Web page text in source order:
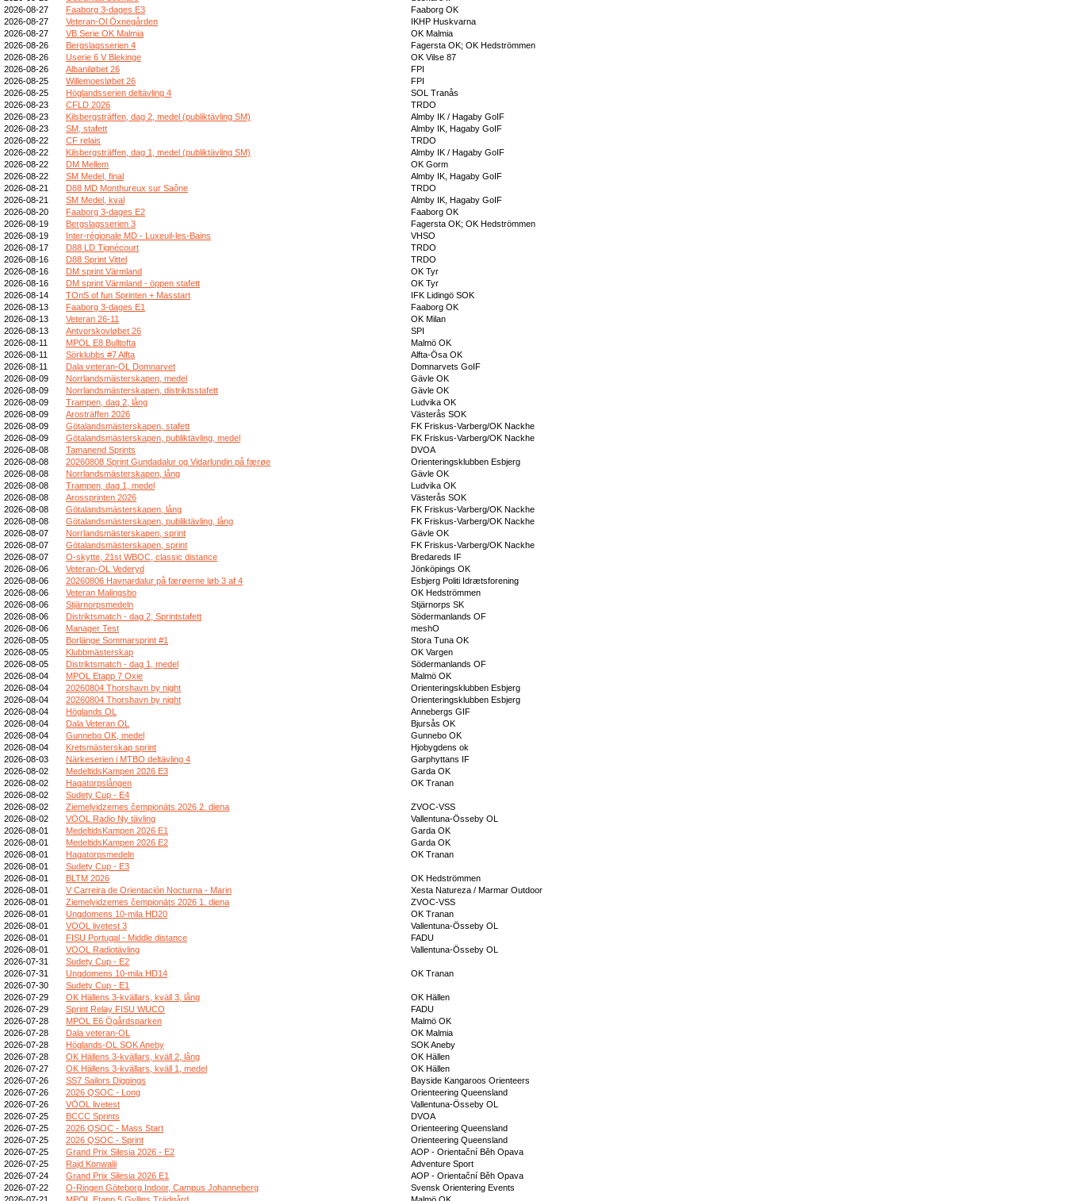
2026-08-27
Faaborg 3-dages E3
Faaborg OK
2026-08-27
Veteran-Ol Öxnegården
IKHP Huskvarna
2026-08-27
VB Serie OK Malmia
OK Malmia
2026-08-26
Bergslagsserien 4
Fagersta OK; OK Hedströmmen
2026-08-26
Userie 6 V Blekinge
OK Vilse 87
2026-08-26
Albaniløbet 26
FPI
2026-08-25
Willemoesløbet 26
FPI
2026-08-25
Höglandsserien deltävling 4
SOL Tranås
2026-08-23
CFLD 2026
TRDO
2026-08-23
Kilsbergsträffen, dag 2, medel (publiktävling SM)
Almby IK / Hagaby GoIF
2026-08-23
SM, stafett
Almby IK, Hagaby GoIF
2026-08-22
CF relais
TRDO
2026-08-22
Kilsbergsträffen, dag 1, medel (publiktävling SM)
Almby IK / Hagaby GoIF
2026-08-22
DM Mellem
OK Gorm
2026-08-22
SM Medel, final
Almby IK, Hagaby GoIF
2026-08-21
D88 MD Monthureux sur Saône
TRDO
2026-08-21
SM Medel, kval
Almby IK, Hagaby GoIF
2026-08-20
Faaborg 3-dages E2
Faaborg OK
2026-08-19
Bergslagsserien 3
Fagersta OK; OK Hedströmmen
2026-08-19
Inter-régionale MD - Luxeuil-les-Bains
VHSO
2026-08-17
D88 LD Tignécourt
TRDO
2026-08-16
D88 Sprint Vittel
TRDO
2026-08-16
DM sprint Värmland
OK Tyr
2026-08-16
DM sprint Värmland - öppen stafett
OK Tyr
2026-08-14
TOnS of fun Sprinten + Masstart
IFK Lidingö SOK
2026-08-13
Faaborg 3-dages E1
Faaborg OK
2026-08-13
Veteran 26-11
OK Milan
2026-08-13
Antvorskovløbet 26
SPI
2026-08-11
MPOL E8 Bulltofta
Malmö OK
2026-08-11
Sörklubbs #7 Alfta
Alfta-Ösa OK
2026-08-11
Dala veteran-OL Domnarvet
Domnarvets GoIF
2026-08-09
Norrlandsmästerskapen, medel
Gävle OK
2026-08-09
Norrlandsmästerskapen, distriktsstafett
Gävle OK
2026-08-09
Trampen, dag 2, lång
Ludvika OK
2026-08-09
Arosträffen 2026
Västerås SOK
2026-08-09
Götalandsmästerskapen, stafett
FK Friskus-Varberg/OK Nackhe
2026-08-09
Götalandsmästerskapen, publiktävling, medel
FK Friskus-Varberg/OK Nackhe
2026-08-08
Tamanend Sprints
DVOA
2026-08-08
20260808 Sprint Gundadalur og Vidarlundin på færøe
Orienteringsklubben Esbjerg
2026-08-08
Norrlandsmästerskapen, lång
Gävle OK
2026-08-08
Trampen, dag 1, medel
Ludvika OK
2026-08-08
Arossprinten 2026
Västerås SOK
2026-08-08
Götalandsmästerskapen, lång
FK Friskus-Varberg/OK Nackhe
2026-08-08
Götalandsmästerskapen, publiktävling, lång
FK Friskus-Varberg/OK Nackhe
2026-08-07
Norrlandsmästerskapen, sprint
Gävle OK
2026-08-07
Götalandsmästerskapen, sprint
FK Friskus-Varberg/OK Nackhe
2026-08-07
O-skytte, 21st WBOC, classic distance
Bredareds IF
2026-08-06
Veteran-OL Vederyd
Jönköpings OK
2026-08-06
20260806 Havnardalur på færøerne løb 3 af 4
Esbjerg Politi Idrætsforening
2026-08-06
Veteran Malingsbo
OK Hedströmmen
2026-08-06
Stjärnorpsmedeln
Stjärnorps SK
2026-08-06
Distriktsmatch - dag 2, Sprintstafett
Södermanlands OF
2026-08-06
Manager Test
meshO
2026-08-05
Borlänge Sommarsprint #1
Stora Tuna OK
2026-08-05
Klubbmästerskap
OK Vargen
2026-08-05
Distriktsmatch - dag 1, medel
Södermanlands OF
2026-08-04
MPOL Etapp 7 Oxie
Malmö OK
2026-08-04
20260804 Thorshavn by night
Orienteringsklubben Esbjerg
2026-08-04
20260804 Thorshavn by night
Orienteringsklubben Esbjerg
2026-08-04
Höglands OL
Annebergs GIF
2026-08-04
Dala Veteran OL
Bjursås OK
2026-08-04
Gunnebo OK, medel
Gunnebo OK
2026-08-04
Kretsmästerskap sprint
Hjobygdens ok
2026-08-03
Närkeserien i MTBO deltävling 4
Garphyttans IF
2026-08-02
MedeltidsKampen 2026 E3
Garda OK
2026-08-02
Hagatorpslången
OK Tranan
2026-08-02
Sudety Cup - E4
2026-08-02
Ziemeļvidzemes čempionāts 2026 2. diena
ZVOC-VSS
2026-08-02
VÖOL Radio Ny tävling
Vallentuna-Össeby OL
2026-08-01
MedeltidsKampen 2026 E1
Garda OK
2026-08-01
MedeltidsKampen 2026 E2
Garda OK
2026-08-01
Hagatorpsmedeln
OK Tranan
2026-08-01
Sudety Cup - E3
2026-08-01
BLTM 2026
OK Hedströmmen
2026-08-01
V Carreira de Orientación Nocturna - Marin
Xesta Natureza / Marmar Outdoor
2026-08-01
Ziemeļvidzemes čempionāts 2026 1. diena
ZVOC-VSS
2026-08-01
Ungdomens 10-mila HD20
OK Tranan
2026-08-01
VOOL livetest 3
Vallentuna-Össeby OL
2026-08-01
FISU Portugal - Middle distance
FADU
2026-08-01
VOOL Radiotävling
Vallentuna-Össeby OL
2026-07-31
Sudety Cup - E2
2026-07-31
Ungdomens 10-mila HD14
OK Tranan
2026-07-30
Sudety Cup - E1
2026-07-29
OK Hällens 3-kvällars, kväll 3, lång
OK Hällen
2026-07-29
Sprint Relay FISU WUCO
FADU
2026-07-28
MPOL E6 Ögårdsparken
Malmö OK
2026-07-28
Dala veteran-OL
OK Malmia
2026-07-28
Höglands-OL SOK Aneby
SOK Aneby
2026-07-28
OK Hällens 3-kvällars, kväll 2, lång
OK Hällen
2026-07-27
OK Hällens 3-kvällars, kväll 1, medel
OK Hällen
2026-07-26
SS7 Sailors Diggings
Bayside Kangaroos Orienteers
2026-07-26
2026 QSOC - Long
Orienteering Queensland
2026-07-26
VÖOL livetest
Vallentuna-Össeby OL
2026-07-25
BCCC Sprints
DVOA
2026-07-25
2026 QSOC - Mass Start
Orienteering Queensland
2026-07-25
2026 QSOC - Sprint
Orienteering Queensland
2026-07-25
Grand Prix Silesia 2026 - E2
AOP - Orientační Běh Opava
2026-07-25
Rajd Konwalii
Adventure Sport
2026-07-24
Grand Prix Silesia 2026 E1
AOP - Orientační Běh Opava
2026-07-22
O-Ringen Göteborg Indoor, Campus Johanneberg
Svensk Orientering Events